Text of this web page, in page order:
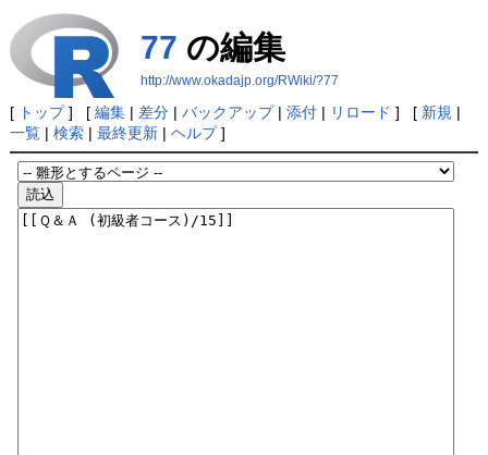
77 の編集
http://www.okadajp.org/RWiki/?77
[ トップ] [ 編集| 差分| バックアップ| 添付| リロード ] [ 新規 |
一覧| 検索| 最終更新| ヘルプ]